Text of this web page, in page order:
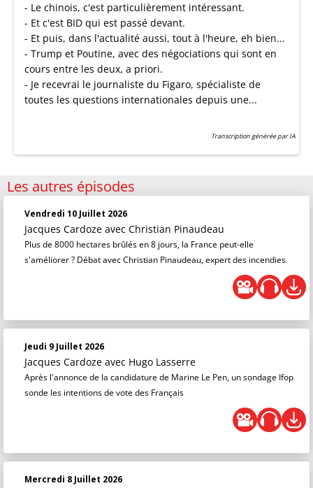
- Le chinois, c'est particulièrement intéressant.
- Et c'est BID qui est passé devant.
- Et puis, dans l'actualité aussi, tout à l'heure, eh bien...
- Trump et Poutine, avec des négociations qui sont en
cours entre les deux, a priori.
- Je recevrai le journaliste du Figaro, spécialiste de
toutes les questions internationales depuis une...
Transcription générée par IA
Les autres épisodes
Vendredi 10 Juillet 2026
Jacques Cardoze avec Christian Pinaudeau
Plus de 8000 hectares brûlés en 8 jours, la France peut-elle
s'améliorer ? Débat avec Christian Pinaudeau, expert des incendies
Jeudi 9 Juillet 2026
Jacques Cardoze avec Hugo Lasserre
Après l'annonce de la candidature de Marine Le Pen, un sondage Ifop
sonde les intentions de vote des Français
Mercredi 8 Juillet 2026